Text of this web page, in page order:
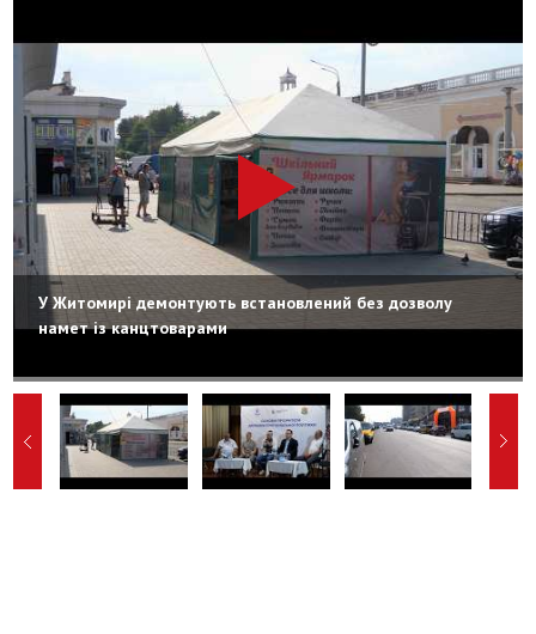
У Житомирі демонтують встановлений без дозволу
намет із канцтоварами